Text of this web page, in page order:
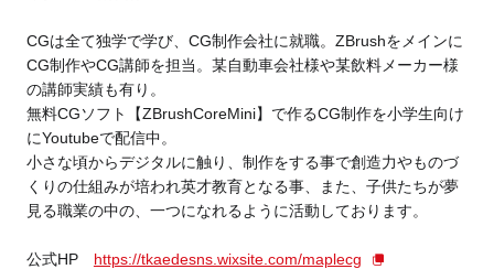
CGは全て独学で学び、CG制作会社に就職。ZBrushをメインに
CG制作やCG講師を担当。某自動車会社様や某飲料メーカー様
の講師実績も有り。
無料CGソフト【ZBrushCoreMini】で作るCG制作を小学生向け
にYoutubeで配信中。
​小さな頃からデジタルに触り、制作をする事で創造力やものづ
くりの仕組みが培われ英才教育となる事、また、子供たちが夢
見る職業の中の、一つになれるように活動しております。
公式HP https://tkaedesns.wixsite.com/maplecg